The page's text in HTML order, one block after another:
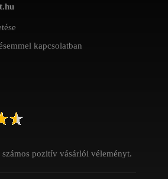
kapcsolatban
pozitív vásárlói véleményt.